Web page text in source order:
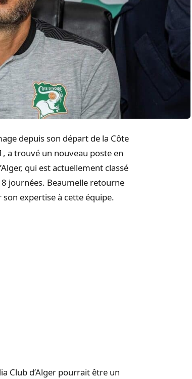
depuis son départ de la Côte
a trouvé un nouveau poste en
qui est actuellement classé
journées. Beaumelle retourne
expertise à cette équipe.
Club d’Alger pourrait être un